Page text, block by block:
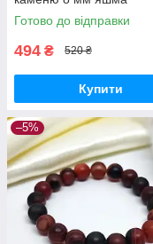
Готово до відправки
494 ₴ 520 ₴
Купити
–5%